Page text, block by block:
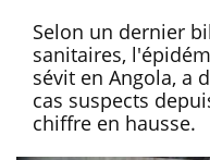
Selon un dernier
sanitaires,
sévit en Angola, a
cas suspects
chiffre en hausse.